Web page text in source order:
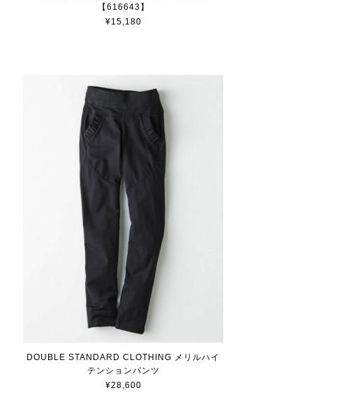
【616643】
¥15,180
DOUBLE STANDARD CLOTHING メリルハイ
テンションパンツ
¥28,600